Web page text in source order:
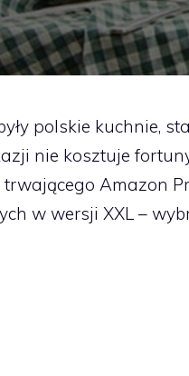
polskie kuchnie,
nie kosztuje
Amazon
w wersji XXL –